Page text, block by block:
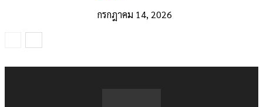
กรกฎาคม 14, 2026